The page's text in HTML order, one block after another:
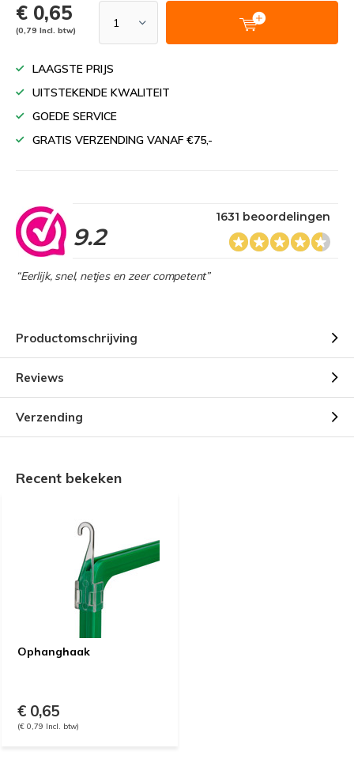
€ 0,65
(0,79 Incl. btw)
LAAGSTE PRIJS
UITSTEKENDE KWALITEIT
GOEDE SERVICE
GRATIS VERZENDING VANAF €75,-
9.2
1631 beoordelingen
“Eerlijk, snel, netjes en zeer competent”
Productomschrijving
Reviews
Verzending
Recent bekeken
Ophanghaak
€ 0,65
(€ 0,79 Incl. btw)